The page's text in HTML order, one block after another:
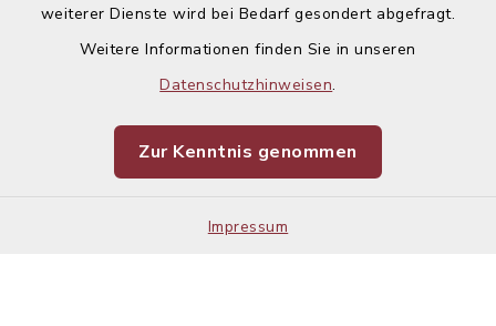
weiterer Dienste wird bei Bedarf gesondert abgefragt.
Weitere Informationen finden Sie in unseren
Datenschutzhinweisen.
Zur Kenntnis genommen
Impressum
Kontakt
Datenschutz
Impressum